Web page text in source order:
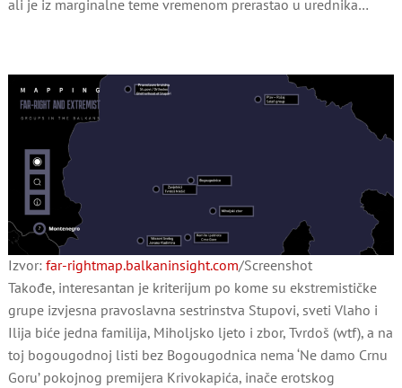
ali je iz marginalne teme vremenom prerastao u urednika…
Izvor: far-rightmap.balkaninsight.com/Screenshot
Takođe, interesantan je kriterijum po kome su ekstremističke
grupe izvjesna pravoslavna sestrinstva Stupovi, sveti Vlaho i
Ilija biće jedna familija, Miholjsko ljeto i zbor, Tvrdoš (wtf), a na
toj bogougodnoj listi bez Bogougodnica nema ‘Ne damo Crnu
Goru’ pokojnog premijera Krivokapića, inače erotskog